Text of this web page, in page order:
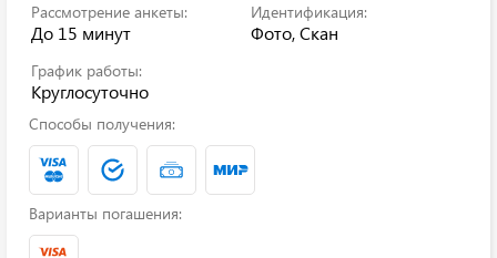
Рассмотрение анкеты:
До 15 минут
Идентификация:
Фото, Скан
График работы:
Круглосуточно
Способы получения:
Варианты погашения: